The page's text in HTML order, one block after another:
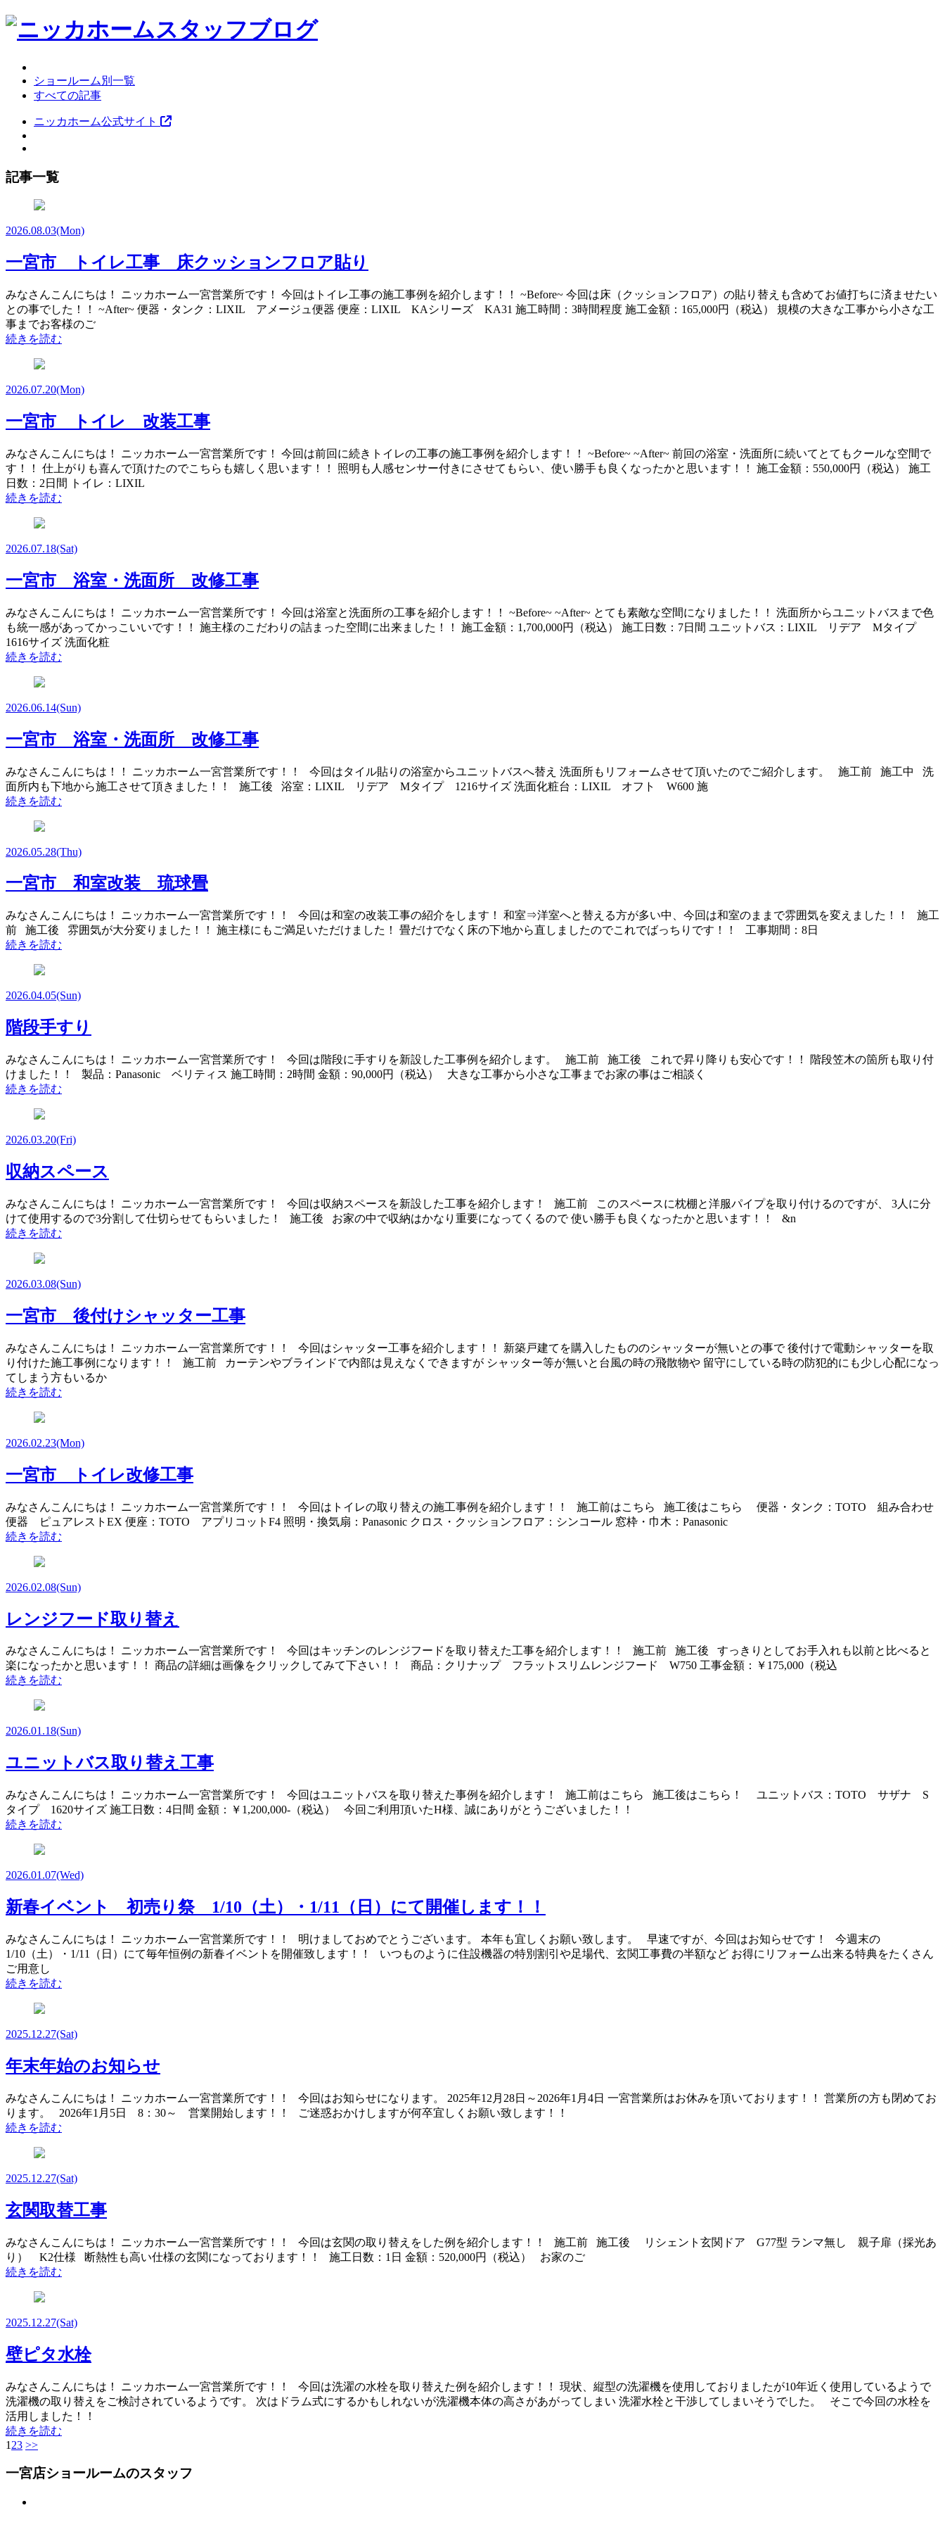
ショールーム別一覧
すべての記事
ニッカホーム公式サイト
記事一覧
2026.08.03(Mon)
一宮市 トイレ工事 床クッションフロア貼り
みなさんこんにちは！ ニッカホーム一宮営業所です！ 今回はトイレ工事の施工事例を紹介します！！ ~Before~ 今回は床（クッションフロア）の貼り替えも含めてお値打ちに済ませたい
との事でした！！ ~After~ 便器・タンク：LIXIL アメージュ便器 便座：LIXIL KAシリーズ KA31 施工時間：3時間程度 施工金額：165,000円（税込） 規模の大きな工事から小さな工
事までお客様のご
続きを読む
2026.07.20(Mon)
一宮市 トイレ 改装工事
みなさんこんにちは！ ニッカホーム一宮営業所です！ 今回は前回に続きトイレの工事の施工事例を紹介します！！ ~Before~ ~After~ 前回の浴室・洗面所に続いてとてもクールな空間で
す！！ 仕上がりも喜んで頂けたのでこちらも嬉しく思います！！ 照明も人感センサー付きにさせてもらい、使い勝手も良くなったかと思います！！ 施工金額：550,000円（税込） 施工
日数：2日間 トイレ：LIXIL
続きを読む
2026.07.18(Sat)
一宮市 浴室・洗面所 改修工事
みなさんこんにちは！ ニッカホーム一宮営業所です！ 今回は浴室と洗面所の工事を紹介します！！ ~Before~ ~After~ とても素敵な空間になりました！！ 洗面所からユニットバスまで色
も統一感があってかっこいいです！！ 施主様のこだわりの詰まった空間に出来ました！！ 施工金額：1,700,000円（税込） 施工日数：7日間 ユニットバス：LIXIL リデア Mタイプ
1616サイズ 洗面化粧
続きを読む
2026.06.14(Sun)
一宮市 浴室・洗面所 改修工事
みなさんこんにちは！！ ニッカホーム一宮営業所です！！ 今回はタイル貼りの浴室からユニットバスへ替え 洗面所もリフォームさせて頂いたのでご紹介します。 施工前 施工中 洗
面所内も下地から施工させて頂きました！！ 施工後 浴室：LIXIL リデア Mタイプ 1216サイズ 洗面化粧台：LIXIL オフト W600 施
続きを読む
2026.05.28(Thu)
一宮市 和室改装 琉球畳
みなさんこんにちは！ ニッカホーム一宮営業所です！！ 今回は和室の改装工事の紹介をします！ 和室⇒洋室へと替える方が多い中、今回は和室のままで雰囲気を変えました！！ 施工
前 施工後 雰囲気が大分変りました！！ 施主様にもご満足いただけました！ 畳だけでなく床の下地から直しましたのでこれでばっちりです！！ 工事期間：8日
続きを読む
2026.04.05(Sun)
階段手すり
みなさんこんにちは！ ニッカホーム一宮営業所です！ 今回は階段に手すりを新設した工事例を紹介します。 施工前 施工後 これで昇り降りも安心です！！ 階段笠木の箇所も取り付
けました！！ 製品：Panasonic ベリティス 施工時間：2時間 金額：90,000円（税込） 大きな工事から小さな工事までお家の事はご相談く
続きを読む
2026.03.20(Fri)
収納スペース
みなさんこんにちは！ ニッカホーム一宮営業所です！ 今回は収納スペースを新設した工事を紹介します！ 施工前 このスペースに枕棚と洋服パイプを取り付けるのですが、 3人に分
けて使用するので3分割して仕切らせてもらいました！ 施工後 お家の中で収納はかなり重要になってくるので 使い勝手も良くなったかと思います！！ &n
続きを読む
2026.03.08(Sun)
一宮市 後付けシャッター工事
みなさんこんにちは！ ニッカホーム一宮営業所です！！ 今回はシャッター工事を紹介します！！ 新築戸建てを購入したもののシャッターが無いとの事で 後付けで電動シャッターを取
り付けた施工事例になります！！ 施工前 カーテンやブラインドで内部は見えなくできますが シャッター等が無いと台風の時の飛散物や 留守にしている時の防犯的にも少し心配になっ
てしまう方もいるか
続きを読む
2026.02.23(Mon)
一宮市 トイレ改修工事
みなさんこんにちは！ ニッカホーム一宮営業所です！！ 今回はトイレの取り替えの施工事例を紹介します！！ 施工前はこちら 施工後はこちら 便器・タンク：TOTO 組み合わせ
便器 ピュアレストEX 便座：TOTO アプリコットF4 照明・換気扇：Panasonic クロス・クッションフロア：シンコール 窓枠・巾木：Panasonic
続きを読む
2026.02.08(Sun)
レンジフード取り替え
みなさんこんにちは！ ニッカホーム一宮営業所です！ 今回はキッチンのレンジフードを取り替えた工事を紹介します！！ 施工前 施工後 すっきりとしてお手入れも以前と比べると
楽になったかと思います！！ 商品の詳細は画像をクリックしてみて下さい！！ 商品：クリナップ フラットスリムレンジフード W750 工事金額：￥175,000（税込
続きを読む
2026.01.18(Sun)
ユニットバス取り替え工事
みなさんこんにちは！ ニッカホーム一宮営業所です！ 今回はユニットバスを取り替えた事例を紹介します！ 施工前はこちら 施工後はこちら！ ユニットバス：TOTO サザナ S
タイプ 1620サイズ 施工日数：4日間 金額：￥1,200,000-（税込） 今回ご利用頂いたH様、誠にありがとうございました！！
続きを読む
2026.01.07(Wed)
新春イベント 初売り祭 1/10（土）・1/11（日）にて開催します！！
みなさんこんにちは！ ニッカホーム一宮営業所です！！ 明けましておめでとうございます。 本年も宜しくお願い致します。 早速ですが、今回はお知らせです！ 今週末の
1/10（土）・1/11（日）にて毎年恒例の新春イベントを開催致します！！ いつものように住設機器の特別割引や足場代、玄関工事費の半額など お得にリフォーム出来る特典をたくさん
ご用意し
続きを読む
2025.12.27(Sat)
年末年始のお知らせ
みなさんこんにちは！ ニッカホーム一宮営業所です！！ 今回はお知らせになります。 2025年12月28日～2026年1月4日 一宮営業所はお休みを頂いております！！ 営業所の方も閉めてお
ります。 2026年1月5日 8：30～ 営業開始します！！ ご迷惑おかけしますが何卒宜しくお願い致します！！
続きを読む
2025.12.27(Sat)
玄関取替工事
みなさんこんにちは！ ニッカホーム一宮営業所です！！ 今回は玄関の取り替えをした例を紹介します！！ 施工前 施工後 リシェント玄関ドア G77型 ランマ無し 親子扉（採光あ
り） K2仕様 断熱性も高い仕様の玄関になっております！！ 施工日数：1日 金額：520,000円（税込） お家のご
続きを読む
2025.12.27(Sat)
壁ピタ水栓
みなさんこんにちは！ ニッカホーム一宮営業所です！！ 今回は洗濯の水栓を取り替えた例を紹介します！！ 現状、縦型の洗濯機を使用しておりましたが10年近く使用しているようで
洗濯機の取り替えをご検討されているようです。 次はドラム式にするかもしれないが洗濯機本体の高さがあがってしまい 洗濯水栓と干渉してしまいそうでした。 そこで今回の水栓を
活用しました！！
続きを読む
1 23 >>
一宮店ショールームのスタッフ